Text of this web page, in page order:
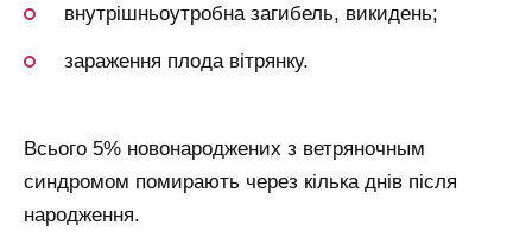
внутрішньоутробна загибель, викидень;
зараження плода вітрянку.
Всього 5% новонароджених з ветряночным
синдромом помирають через кілька днів після
народження.